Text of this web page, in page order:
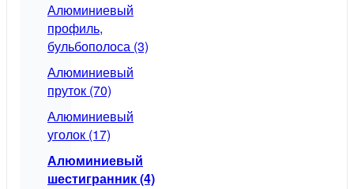
Алюминиевый
профиль,
бульбополоса (3)
Алюминиевый
пруток (70)
Алюминиевый
уголок (17)
Алюминиевый
шестигранник (4)